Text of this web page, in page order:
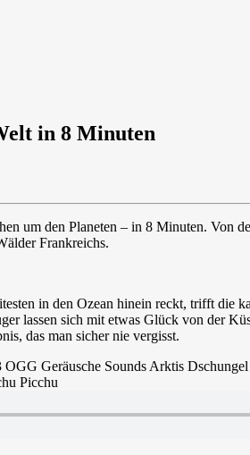
in 8 Minuten
um den Planeten – in 8 Minuten. Von
Frankreichs.
in den Ozean hinein reckt, trifft
lassen sich mit etwas Glück von der
das man sicher nie vergisst.